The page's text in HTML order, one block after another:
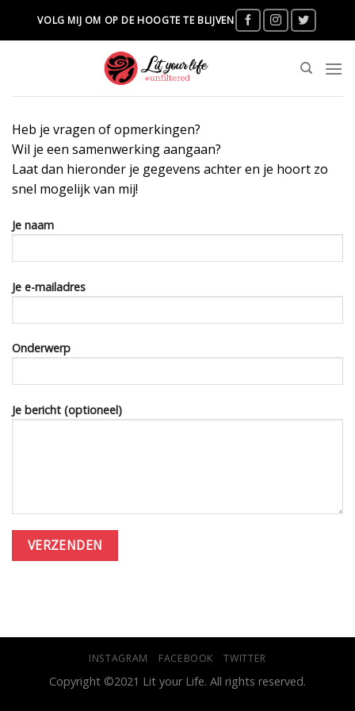
VOLG MIJ OM OP DE HOOGTE TE BLIJVEN
Heb je vragen of opmerkingen?
Wil je een samenwerking aangaan?
Laat dan hieronder je gegevens achter en je hoort zo
snel mogelijk van mij!
Je naam
Je e-mailadres
Onderwerp
Je bericht (optioneel)
INSTAGRAM FACEBOOK TWITTER
Copyright ©2021 Lit your Life. All rights reserved.